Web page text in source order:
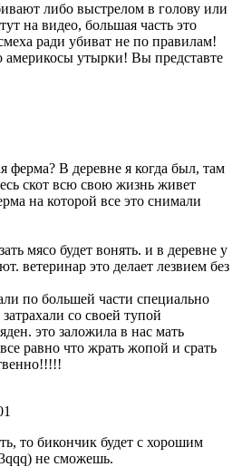
либо выстрелом в голову или
на видео, большая часть это
ради убиват не по правилам!
утырки! Вы представте
ферма? В деревне я когда был, там
скот всю свою жизнь живет
на которой все это снимали
мясо будет вонять. и в деревне у
ветеринар это делает лезвием без
по большей части специально
со своей тупой
это заложила в нас мать
равно что жрать жопой и срать
то бикончик будет с хорошим
не сможешь.